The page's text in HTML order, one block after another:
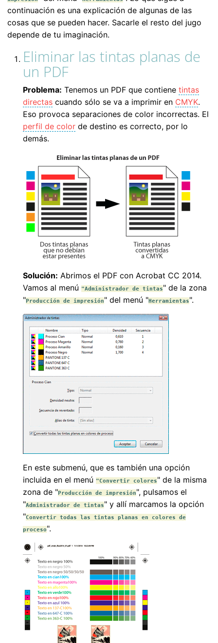
continuación es una explicación de algunas de las
cosas que se pueden hacer. Sacarle el resto del jugo
depende de tu imaginación.
Eliminar las tintas planas de
un PDF
Problema: Tenemos un PDF que contiene tintas
directas cuando sólo se va a imprimir en CMYK.
Eso provoca separaciones de color incorrectas. El
perfil de color de destino es correcto, por lo
demás.
Solución: Abrimos el PDF con Acrobat CC 2014.
Vamos al menú "Administrador de tintas" de la zona
"Producción de impresión" del menú "Herramientas".
En este submenú, que es también una opción
incluida en el menú "Convertir colores" de la misma
zona de "Producción de impresión", pulsamos el
"Administrador de tintas" y allí marcamos la opción
"Convertir todas las tintas planas en colores de
proceso".